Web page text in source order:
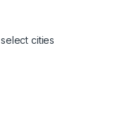
cities